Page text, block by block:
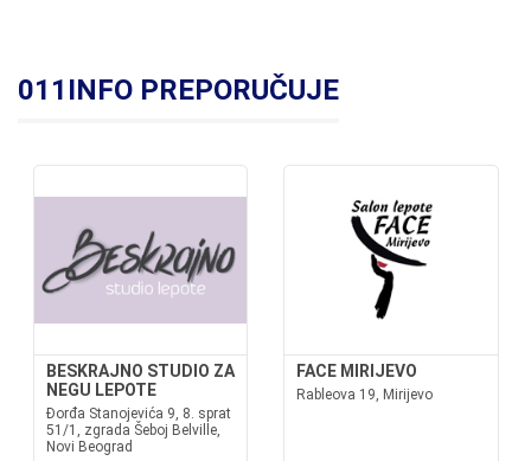
011INFO PREPORUČUJE
BESKRAJNO STUDIO ZA
NEGU LEPOTE
Đorđa Stanojevića 9, 8. sprat
51/1, zgrada Šeboj Belville,
Novi Beograd
FACE MIRIJEVO
Rableova 19, Mirijevo